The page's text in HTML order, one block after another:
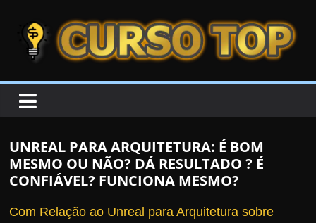
CURSOTOP
s
e
l
o
UNREAL PARA ARQUITETURA: É BOM
MESMO OU NÃO? DÁ RESULTADO ? É
CONFIÁVEL? FUNCIONA MESMO?
Com Relação ao Unreal para Arquitetura sobre